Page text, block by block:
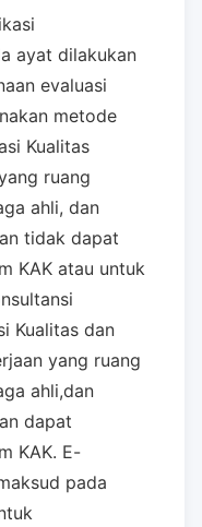
ayat dilakukan
evaluasi
metode
Kualitas
ruang
ahli, dan
tidak dapat
KAK atau untuk
Kualitas dan
yang ruang
ahli,dan
dapat
KAK. E-
pada